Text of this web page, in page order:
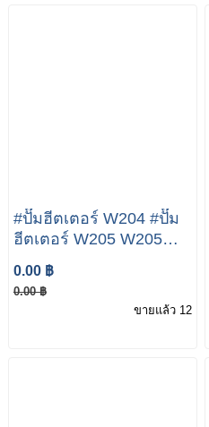
#ปั๊มฮีตเตอร์ W204 #ปั๊ม
ฮีตเตอร์ W205 W205
W207 W117 W218
W222 เบอร์ A
0.00 ฿
0.00 ฿
ขายแล้ว 12